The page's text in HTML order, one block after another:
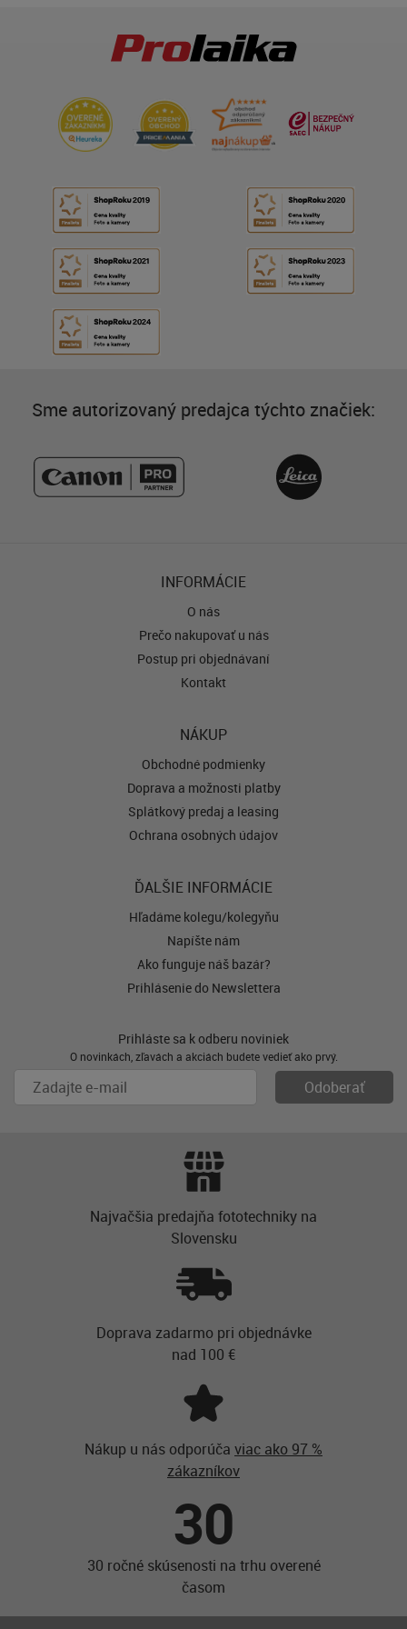
Sme autorizovaný predajca týchto značiek:
INFORMÁCIE
O nás
Prečo nakupovať u nás
Postup pri objednávaní
Kontakt
NÁKUP
Obchodné podmienky
Doprava a možnosti platby
Splátkový predaj a leasing
Ochrana osobných údajov
ĎALŠIE INFORMÁCIE
Hľadáme kolegu/kolegyňu
Napíšte nám
Ako funguje náš bazár?
Prihlásenie do Newslettera
Prihláste sa k odberu noviniek
O novinkách, zľavách a akciách budete vedieť ako prvý.
Najvačšia predajňa fototechniky na
Slovensku
Doprava zadarmo pri objednávke
nad 100 €
Nákup u nás odporúča viac ako 97 %
zákazníkov
30
30 ročné skúsenosti na trhu overené
časom